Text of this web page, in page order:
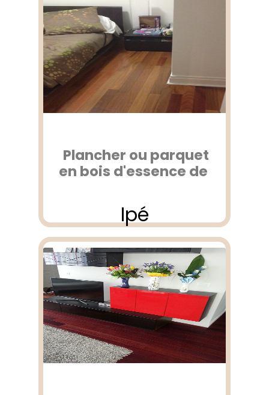
Plancher ou parquet
en bois d'essence de
Ipé